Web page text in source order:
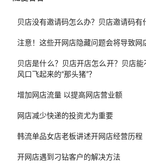
贝店没有邀请码怎么办？贝店邀请码有
注意！这些开网店隐藏问题会将导致网
贝店是什么？贝店开店怎么开？贝店能
风口飞起来的“那头猪”？
增加网店流量 以提高网店营业额
网店减少快递的投资尤为重要
韩流单品女店老板讲述开网店经营历程
开网店遇到刁钻客户的解决方法